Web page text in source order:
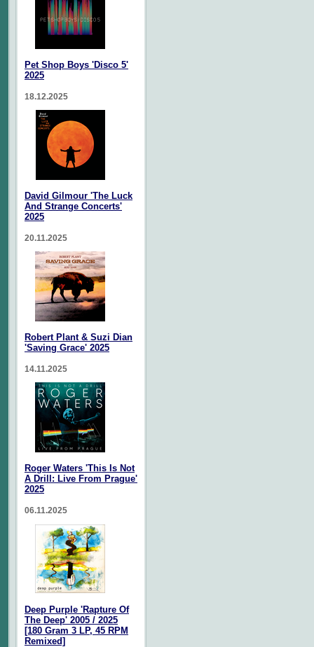
Pet Shop Boys 'Disco 5'
2025
18.12.2025
David Gilmour 'The Luck
And Strange Concerts'
2025
20.11.2025
Robert Plant & Suzi Dian
'Saving Grace' 2025
14.11.2025
Roger Waters 'This Is Not
A Drill: Live From Prague'
2025
06.11.2025
Deep Purple 'Rapture Of
The Deep' 2005 / 2025
[180 Gram 3 LP, 45 RPM
Remixed]